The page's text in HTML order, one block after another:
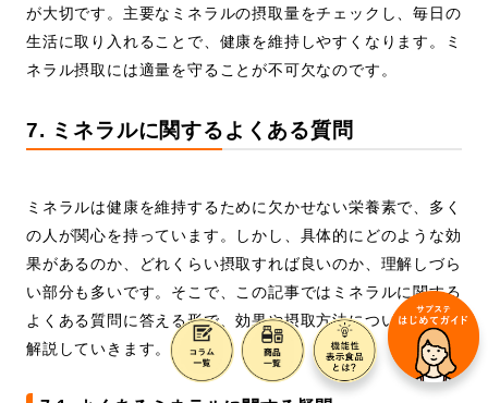
が大切です。主要なミネラルの摂取量をチェックし、毎日の
生活に取り入れることで、健康を維持しやすくなります。ミ
ネラル摂取には適量を守ることが不可欠なのです。
7. ミネラルに関するよくある質問
ミネラルは健康を維持するために欠かせない栄養素で、多く
の人が関心を持っています。しかし、具体的にどのような効
果があるのか、どれくらい摂取すれば良いのか、理解しづら
い部分も多いです。そこで、この記事ではミネラルに関する
よくある質問に答える形で、効果や摂取方法について詳しく
解説していきます。